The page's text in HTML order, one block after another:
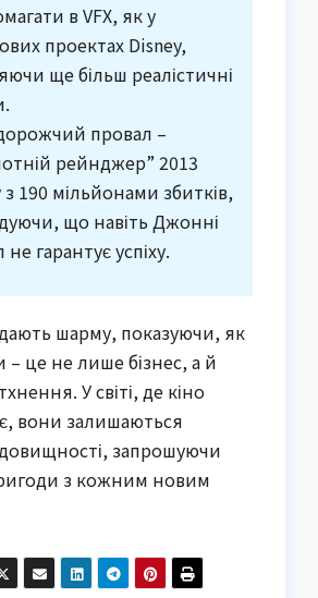
в VFX, як у
проектах Disney,
ще більш реалістичні
провал –
рейнджер” 2013
з 190 мільйонами збитків,
що навіть Джонні
гарантує успіху.
шарму, показуючи, як
– це не лише бізнес, а й
У світі, де кіно
вони залишаються
запрошуючи
з кожним новим